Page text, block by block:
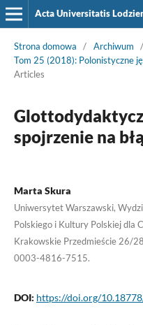
Strona domowa / Archiwum
/
Tom 25 (2018): Polonistyczne
Articles
spojrzenie na
Marta Skura
Uniwersytet Warszawski,
Polskiego i Kultury Polskiej dla
Krakowskie Przedmieście 26/
0003-4816-7515.
DOI: https://doi.org/